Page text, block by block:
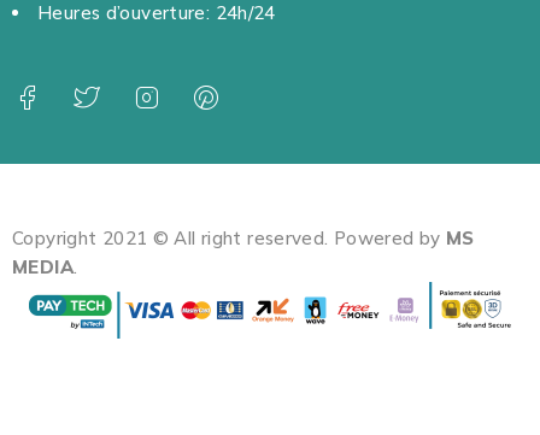
Heures d’ouverture: 24h/24
Copyright 2021 © All right reserved. Powered by MS
MEDIA.